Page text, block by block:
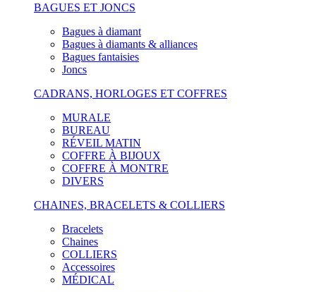
BAGUES ET JONCS
Bagues à diamant
Bagues à diamants & alliances
Bagues fantaisies
Joncs
CADRANS, HORLOGES ET COFFRES
MURALE
BUREAU
RÉVEIL MATIN
COFFRE À BIJOUX
COFFRE À MONTRE
DIVERS
CHAINES, BRACELETS & COLLIERS
Bracelets
Chaines
COLLIERS
Accessoires
MÉDICAL